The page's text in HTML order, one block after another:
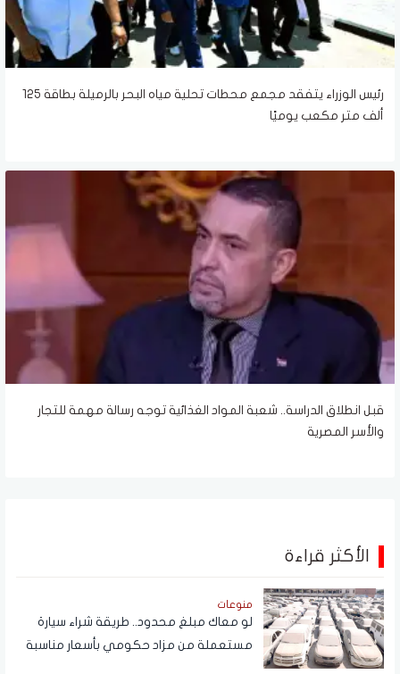
رئيس الوزراء يتفقد مجمع محطات تحلية مياه البحر بالرميلة بطاقة 125
ألف متر مكعب يوميًا
قبل انطلاق الدراسة.. شعبة المواد الغذائية توجه رسالة مهمة للتجار
والأسر المصرية
الأكثر قراءة
منوعات
لو معاك مبلغ محدود.. طريقة شراء سيارة
مستعملة من مزاد حكومي بأسعار مناسبة